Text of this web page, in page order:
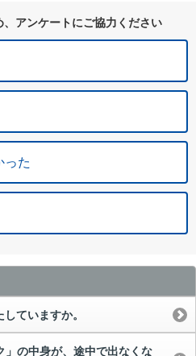
アンケートにご協力ください
った
ていますか。
の中身が、途中で出なくな